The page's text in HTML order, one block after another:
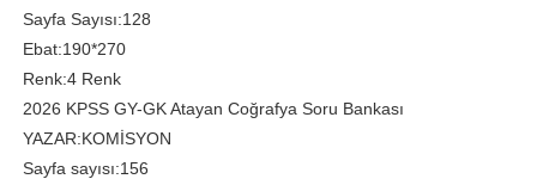
Sayfa Sayısı:128
Ebat:190*270
Renk:4 Renk
2026 KPSS GY-GK Atayan Coğrafya Soru Bankası
YAZAR:KOMİSYON
Sayfa sayısı:156